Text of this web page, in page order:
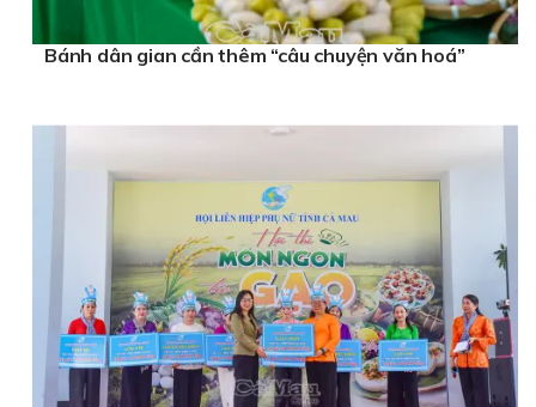
Bánh dân gian cần thêm “câu chuyện văn hoá”